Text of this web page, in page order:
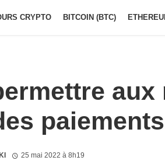
CRYPTO BITCOIN (BTC)
aux
25 mai 2022 à 8h19